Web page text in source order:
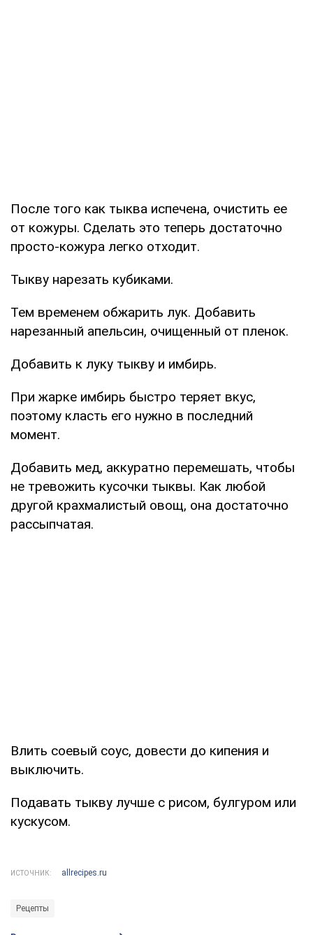
После того как тыква испечена, очистить ее
от кожуры. Сделать это теперь достаточно
просто-кожура легко отходит.
Тыкву нарезать кубиками.
Тем временем обжарить лук. Добавить
нарезанный апельсин, очищенный от пленок.
Добавить к луку тыкву и имбирь.
При жарке имбирь быстро теряет вкус,
поэтому класть его нужно в последний
момент.
Добавить мед, аккуратно перемешать, чтобы
не тревожить кусочки тыквы. Как любой
другой крахмалистый овощ, она достаточно
рассыпчатая.
Влить соевый соус, довести до кипения и
выключить.
Подавать тыкву лучше с рисом, булгуром или
кускусом.
ИСТОЧНИК: allrecipes.ru
Рецепты